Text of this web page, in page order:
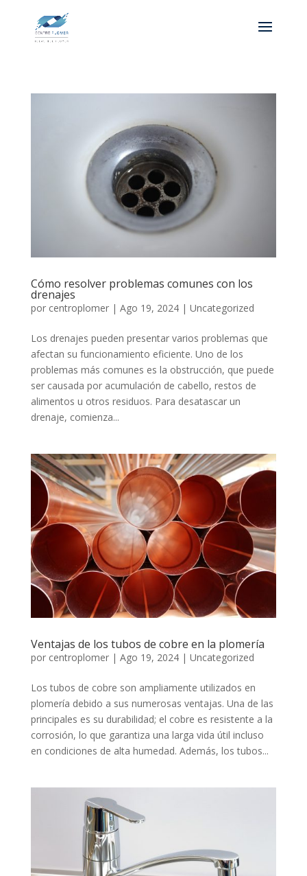
Cómo resolver problemas comunes con los
drenajes
por centroplomer| Ago 19, 2024| Uncategorized
Los drenajes pueden presentar varios problemas que
afectan su funcionamiento eficiente. Uno de los
problemas más comunes es la obstrucción, que puede
ser causada por acumulación de cabello, restos de
alimentos u otros residuos. Para desatascar un
drenaje, comienza...
Ventajas de los tubos de cobre en la plomería
por centroplomer| Ago 19, 2024| Uncategorized
Los tubos de cobre son ampliamente utilizados en
plomería debido a sus numerosas ventajas. Una de las
principales es su durabilidad; el cobre es resistente a la
corrosión, lo que garantiza una larga vida útil incluso
en condiciones de alta humedad. Además, los tubos...